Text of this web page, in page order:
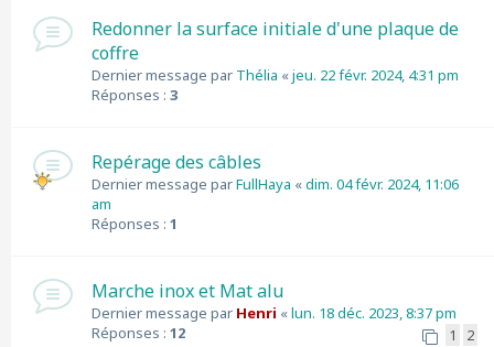
Redonner la surface initiale d'une plaque de
coffre
Dernier message par Thélia «jeu. 22 févr. 2024, 4:31 pm
Réponses : 3
Repérage des câbles
Dernier message parFullHaya «dim. 04 févr. 2024, 11:06
am
Réponses : 1
Marche inox et Mat alu
Dernier message par Henri «lun. 18 déc. 2023, 8:37 pm
Réponses : 12 1 2